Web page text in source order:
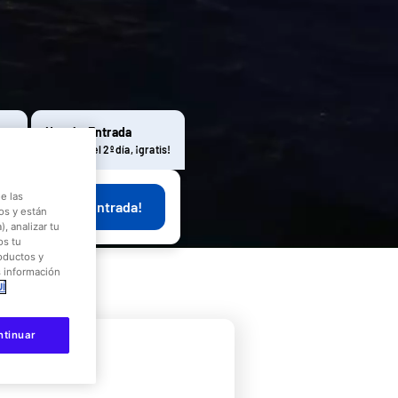
Hotel + Entrada
Disfruta del 2º día, ¡gratis!
¡Compra tu entrada!
las
y están
analizar tu
tu
y
información